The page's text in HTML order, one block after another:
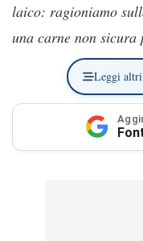
laico: ragioniamo
una carne non sicura
Leggi